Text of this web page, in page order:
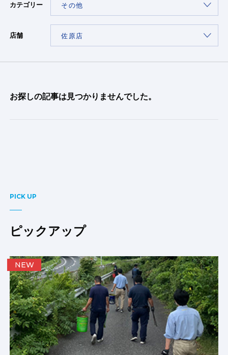
カテゴリー
店舗
お探しの記事は見つかりませんでした。
PICK UP
ピックアップ
NEW